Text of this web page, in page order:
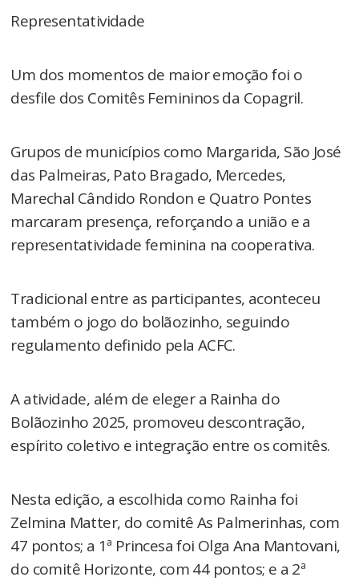
Representatividade
Um dos momentos de maior emoção foi o
desfile dos Comitês Femininos da Copagril.
Grupos de municípios como Margarida, São José
das Palmeiras, Pato Bragado, Mercedes,
Marechal Cândido Rondon e Quatro Pontes
marcaram presença, reforçando a união e a
representatividade feminina na cooperativa.
Tradicional entre as participantes, aconteceu
também o jogo do bolãozinho, seguindo
regulamento definido pela ACFC.
A atividade, além de eleger a Rainha do
Bolãozinho 2025, promoveu descontração,
espírito coletivo e integração entre os comitês.
Nesta edição, a escolhida como Rainha foi
Zelmina Matter, do comitê As Palmerinhas, com
47 pontos; a 1ª Princesa foi Olga Ana Mantovani,
do comitê Horizonte, com 44 pontos; e a 2ª